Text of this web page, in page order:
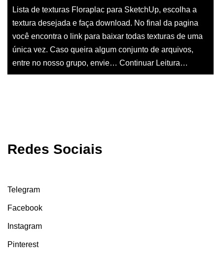
Lista de texturas Floraplac para SketchUp, escolha a
textura desejada e faça download. No final da pagina
você encontra o link para baixar todas texturas de uma
única vez. Caso queira algum conjunto de arquivos,
entre no nosso grupo, envie… Continuar Leitura…
Redes Sociais
Telegram
Facebook
Instagram
Pinterest